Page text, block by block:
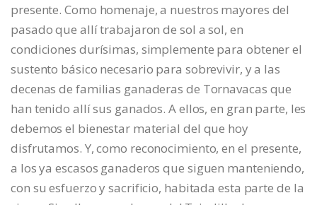
presente. Como homenaje, a nuestros mayores del
pasado que allí trabajaron de sol a sol, en
condiciones durísimas, simplemente para obtener el
sustento básico necesario para sobrevivir, y a las
decenas de familias ganaderas de Tornavacas que
han tenido allí sus ganados. A ellos, en gran parte, les
debemos el bienestar material del que hoy
disfrutamos. Y, como reconocimiento, en el presente,
a los ya escasos ganaderos que siguen manteniendo,
con su esfuerzo y sacrificio, habitada esta parte de la